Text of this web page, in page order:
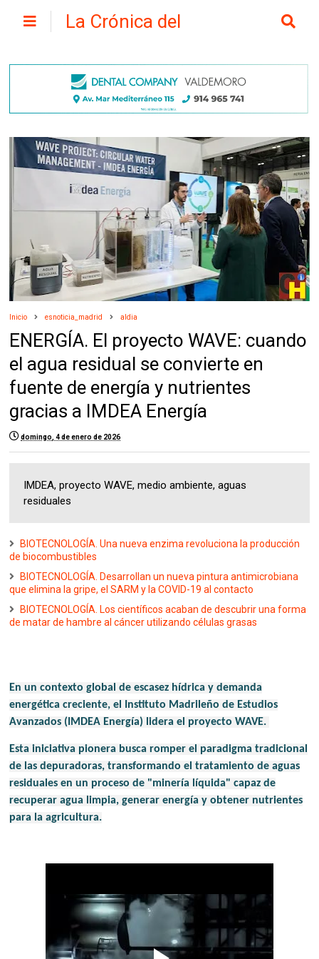
La Crónica del
Inicio esnoticia_madrid aldia
ENERGÍA. El proyecto WAVE: cuando
el agua residual se convierte en
fuente de energía y nutrientes
gracias a IMDEA Energía
domingo, 4 de enero de 2026
IMDEA, proyecto WAVE, medio ambiente, aguas
residuales
BIOTECNOLOGÍA. Una nueva enzima revoluciona la producción
de biocombustibles
BIOTECNOLOGÍA. Desarrollan un nueva pintura antimicrobiana
que elimina la gripe, el SARM y la COVID-19 al contacto
BIOTECNOLOGÍA. Los científicos acaban de descubrir una forma
de matar de hambre al cáncer utilizando células grasas
En un contexto global de escasez hídrica y demanda
energética creciente, el Instituto Madrileño de Estudios
Avanzados (IMDEA Energía) lidera el proyecto WAVE.
Esta iniciativa pionera busca romper el paradigma tradicional
de las depuradoras, transformando el tratamiento de aguas
residuales en un proceso de "minería líquida" capaz de
recuperar agua limpia, generar energía y obtener nutrientes
para la agricultura.